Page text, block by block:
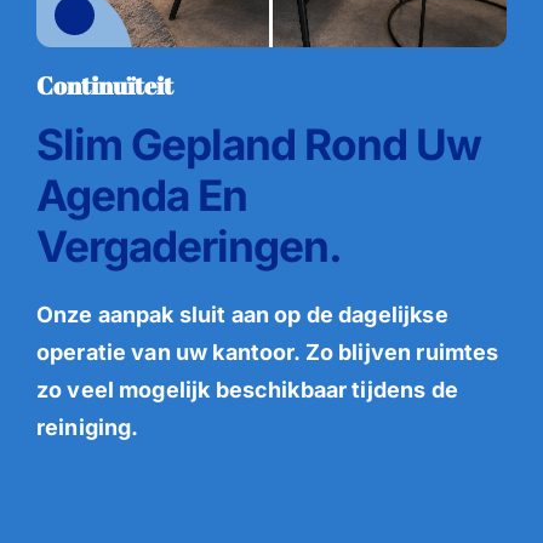
Continuïteit
Slim Gepland Rond Uw
Agenda En
Vergaderingen.
Onze aanpak sluit aan op de dagelijkse
operatie van uw kantoor. Zo blijven ruimtes
zo veel mogelijk beschikbaar tijdens de
reiniging.